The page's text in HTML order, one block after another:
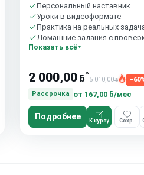
Персональный наставник
Уроки в видеоформате
Практика на реальных
Домашние задания с
Бесплатный пробный урок
Показать всё
2 000,00ƃ*
5 010,00ƃ
Рассрочка
от 167,00 ƃ/мес
Подробнее К курсу Сохр.